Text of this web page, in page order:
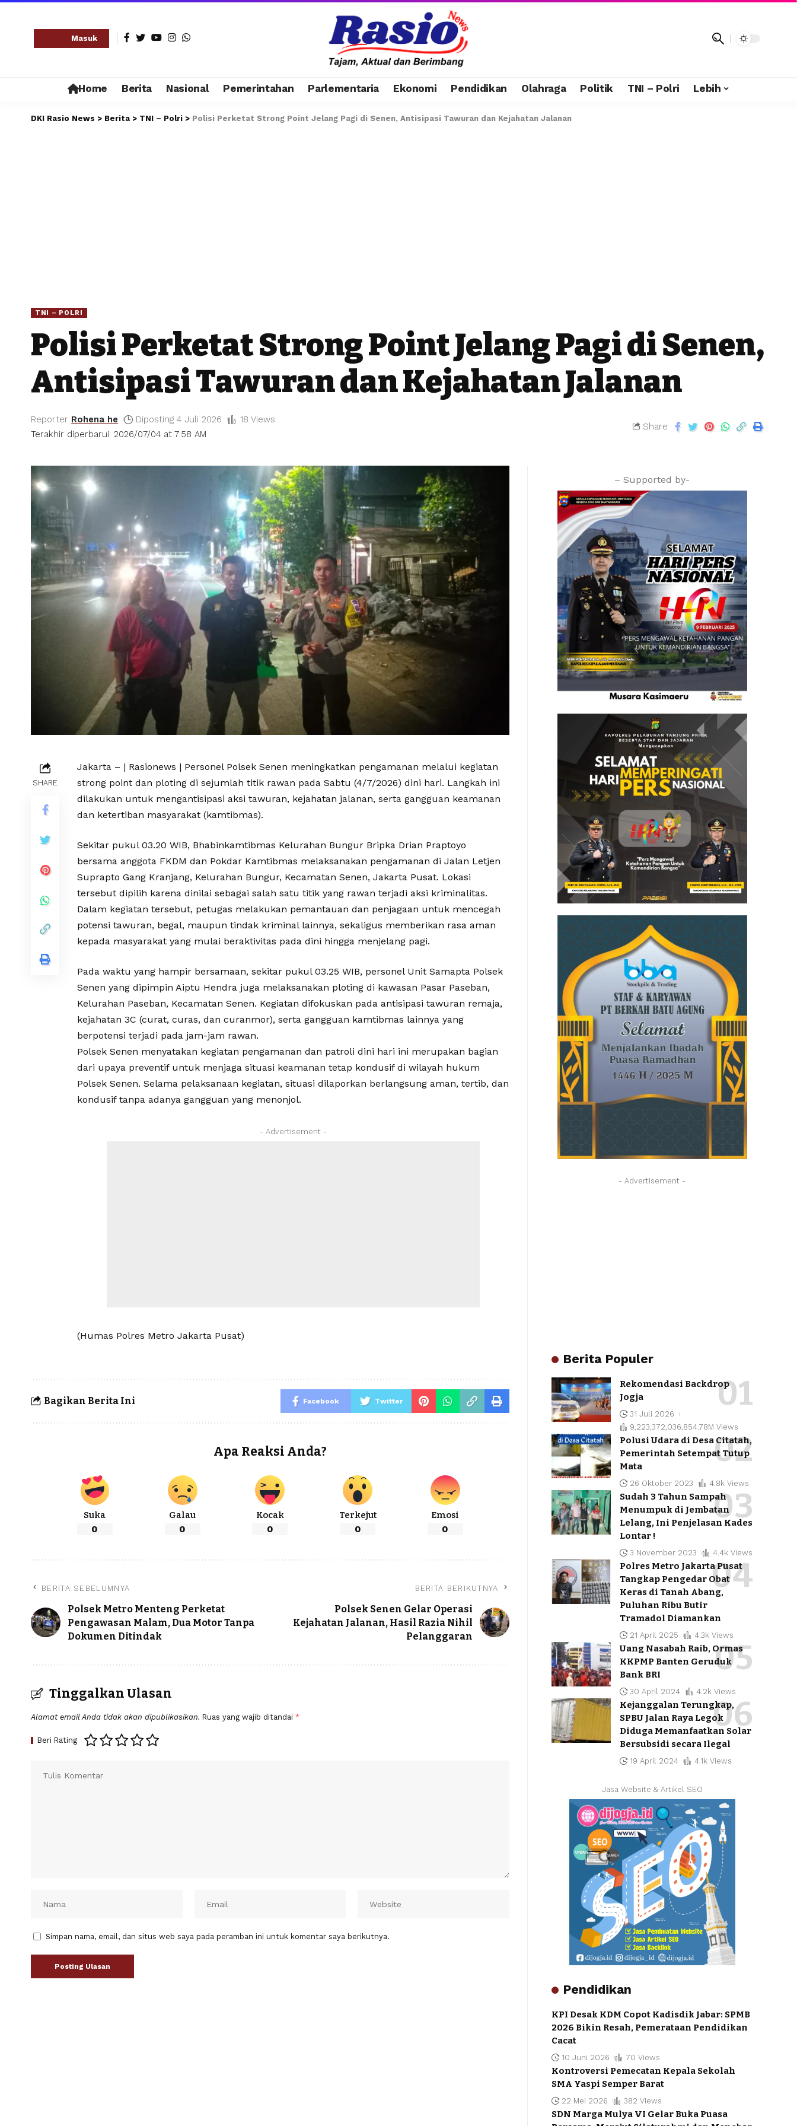
Masuk
Home Berita Nasional Pemerintahan Parlementaria Ekonomi Pendidikan Olahraga Politik TNI – Polri Lebih
DKI Rasio News > Berita > TNI – Polri > Polisi Perketat Strong Point Jelang Pagi di Senen, Antisipasi Tawuran dan Kejahatan Jalanan
TNI – POLRI
Polisi Perketat Strong Point Jelang Pagi di Senen,
Antisipasi Tawuran dan Kejahatan Jalanan
Terakhir diperbarui: 2026/07/04 at 7:58 AM
Reporter Rohena he Diposting 4 Juli 2026 18 Views
Share
SHARE
Jakarta – | Rasionews | Personel Polsek Senen meningkatkan pengamanan melalui kegiatan
strong point dan ploting di sejumlah titik rawan pada Sabtu (4/7/2026) dini hari. Langkah ini
dilakukan untuk mengantisipasi aksi tawuran, kejahatan jalanan, serta gangguan keamanan
dan ketertiban masyarakat (kamtibmas).
Sekitar pukul 03.20 WIB, Bhabinkamtibmas Kelurahan Bungur Bripka Drian Praptoyo
bersama anggota FKDM dan Pokdar Kamtibmas melaksanakan pengamanan di Jalan Letjen
Suprapto Gang Kranjang, Kelurahan Bungur, Kecamatan Senen, Jakarta Pusat. Lokasi
tersebut dipilih karena dinilai sebagai salah satu titik yang rawan terjadi aksi kriminalitas.
Dalam kegiatan tersebut, petugas melakukan pemantauan dan penjagaan untuk mencegah
potensi tawuran, begal, maupun tindak kriminal lainnya, sekaligus memberikan rasa aman
kepada masyarakat yang mulai beraktivitas pada dini hingga menjelang pagi.
Pada waktu yang hampir bersamaan, sekitar pukul 03.25 WIB, personel Unit Samapta Polsek
Senen yang dipimpin Aiptu Hendra juga melaksanakan ploting di kawasan Pasar Paseban,
Kelurahan Paseban, Kecamatan Senen. Kegiatan difokuskan pada antisipasi tawuran remaja,
kejahatan 3C (curat, curas, dan curanmor), serta gangguan kamtibmas lainnya yang
berpotensi terjadi pada jam-jam rawan.
Polsek Senen menyatakan kegiatan pengamanan dan patroli dini hari ini merupakan bagian
dari upaya preventif untuk menjaga situasi keamanan tetap kondusif di wilayah hukum
Polsek Senen. Selama pelaksanaan kegiatan, situasi dilaporkan berlangsung aman, tertib, dan
kondusif tanpa adanya gangguan yang menonjol.
- Advertisement -
(Humas Polres Metro Jakarta Pusat)
Bagikan Berita Ini Facebook Twitter
Apa Reaksi Anda?
Suka
0
Galau
0
Kocak
0
Terkejut
0
Emosi
0
BERITA SEBELUMNYA
Polsek Metro Menteng Perketat
Pengawasan Malam, Dua Motor Tanpa
Dokumen Ditindak
BERITA BERIKUTNYA
Polsek Senen Gelar Operasi
Kejahatan Jalanan, Hasil Razia Nihil
Pelanggaran
Tinggalkan Ulasan
Alamat email Anda tidak akan dipublikasikan. Ruas yang wajib ditandai *
Beri Rating
Simpan nama, email, dan situs web saya pada peramban ini untuk komentar saya berikutnya.
– Supported by-
- Advertisement -
Berita Populer
Rekomendasi Backdrop
Jogja
31 Juli 2026
9,223,372,036,854.78M Views
Polusi Udara di Desa Citatah,
Pemerintah Setempat Tutup
Mata
26 Oktober 2023 4.8k Views
Sudah 3 Tahun Sampah
Menumpuk di Jembatan
Lelang, Ini Penjelasan Kades
Lontar !
3 November 2023 4.4k Views
Polres Metro Jakarta Pusat
Tangkap Pengedar Obat
Keras di Tanah Abang,
Puluhan Ribu Butir
Tramadol Diamankan
21 April 2025 4.3k Views
Uang Nasabah Raib, Ormas
KKPMP Banten Geruduk
Bank BRI
30 April 2024 4.2k Views
Kejanggalan Terungkap,
SPBU Jalan Raya Legok
Diduga Memanfaatkan Solar
Bersubsidi secara Ilegal
19 April 2024 4.1k Views
Jasa Website & Artikel SEO
Pendidikan
KPI Desak KDM Copot Kadisdik Jabar: SPMB
2026 Bikin Resah, Pemerataan Pendidikan
Cacat
10 Juni 2026 70 Views
Kontroversi Pemecatan Kepala Sekolah
SMA Yaspi Semper Barat
22 Mei 2026 382 Views
SDN Marga Mulya VI Gelar Buka Puasa